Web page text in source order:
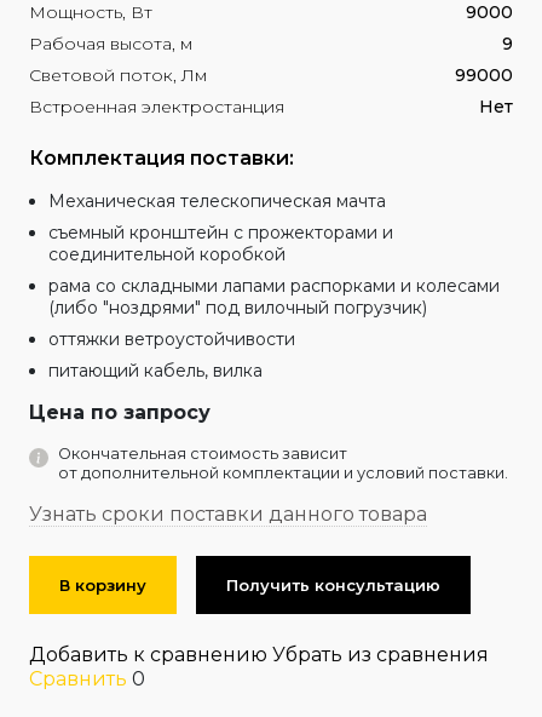
Мощность, Вт
9000
Рабочая высота, м
9
Световой поток, Лм
99000
Встроенная электростанция
Нет
Комплектация поставки:
Механическая телескопическая мачта
съемный кронштейн с прожекторами и
соединительной коробкой
рама со складными лапами распорками и колесами
(либо "ноздрями" под вилочный погрузчик)
оттяжки ветроустойчивости
питающий кабель, вилка
Цена по запросу
Окончательная стоимость зависит
от дополнительной комплектации и условий поставки.
Узнать сроки поставки данного товара
В корзину Получить консультацию
Добавить к сравнению Убрать из сравнения
Сравнить 0